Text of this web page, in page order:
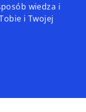
wiedza i
i Twojej